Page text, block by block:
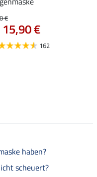
€
€
162
haben?
scheuert?